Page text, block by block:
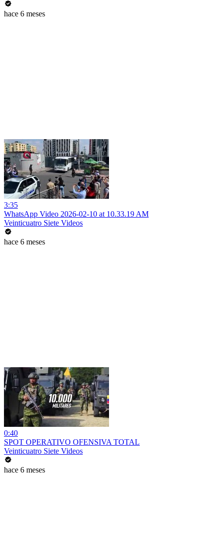
hace 6 meses
3:35
WhatsApp Video 2026-02-10 at 10.33.19 AM
Veinticuatro Siete Videos
hace 6 meses
0:40
SPOT OPERATIVO OFENSIVA TOTAL
Veinticuatro Siete Videos
hace 6 meses